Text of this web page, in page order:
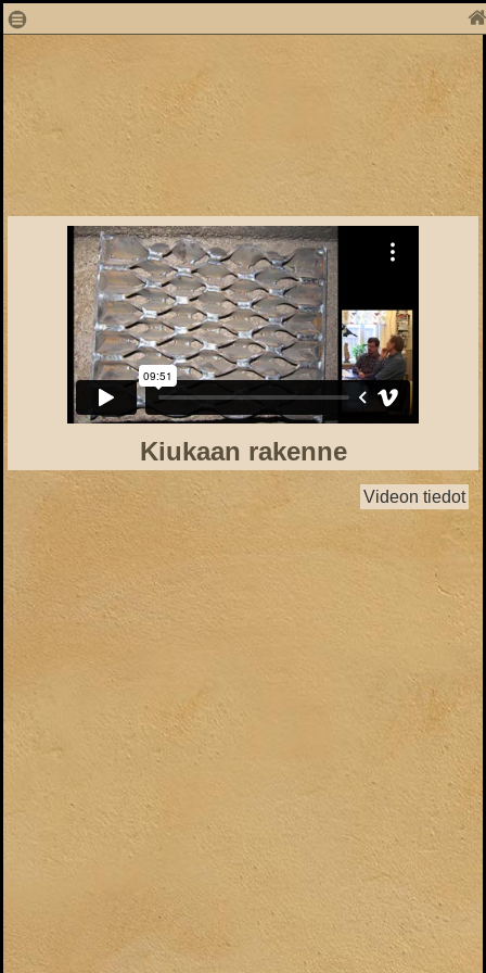
1
Kiukaan rakenne
Videon tiedot